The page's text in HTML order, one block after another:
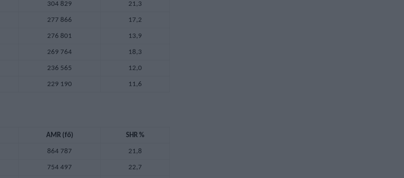
304 829 21,3
277 866 17,2
276 801 13,9
269 764 18,3
236 565 12,0
229 190 11,6
AMR (fő) SHR %
864 787 21,8
754 497 22,7